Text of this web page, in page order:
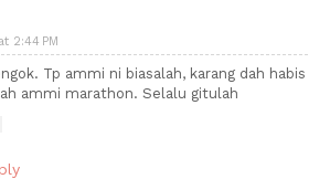
2:44 PM
Tp ammi ni biasalah, karang dah habis
ammi marathon. Selalu gitulah